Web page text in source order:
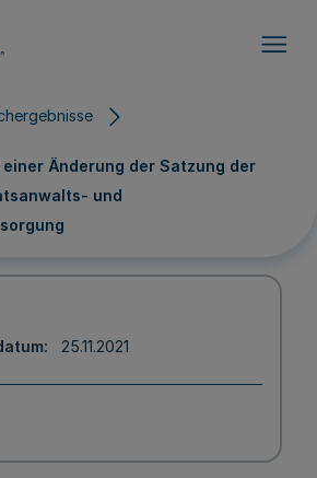
Änderung der Satzung der
und
25.11.2021